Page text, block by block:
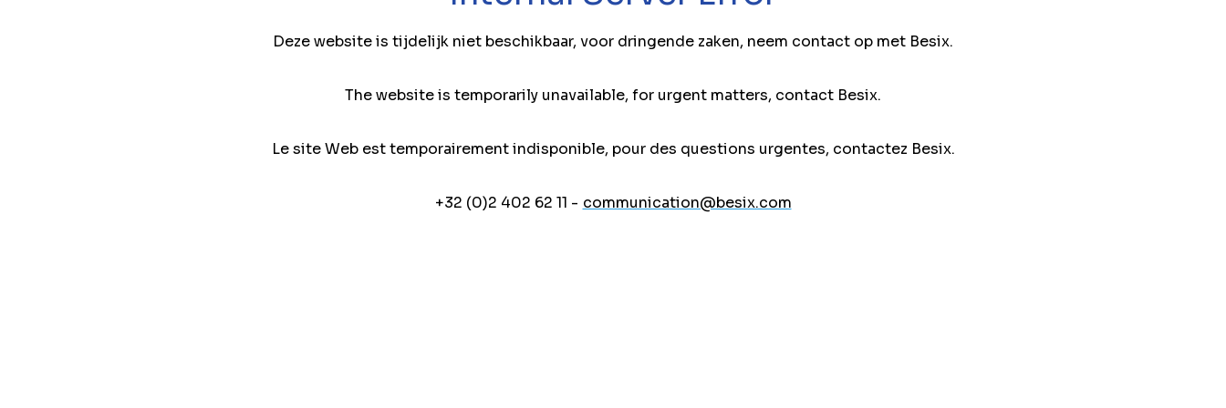
Deze website is tijdelijk niet beschikbaar, voor dringende zaken, neem contact op met Besix.
The website is temporarily unavailable, for urgent matters, contact Besix.
Le site Web est temporairement indisponible, pour des questions urgentes, contactez Besix.
+32 (0)2 402 62 11 - communication@besix.com